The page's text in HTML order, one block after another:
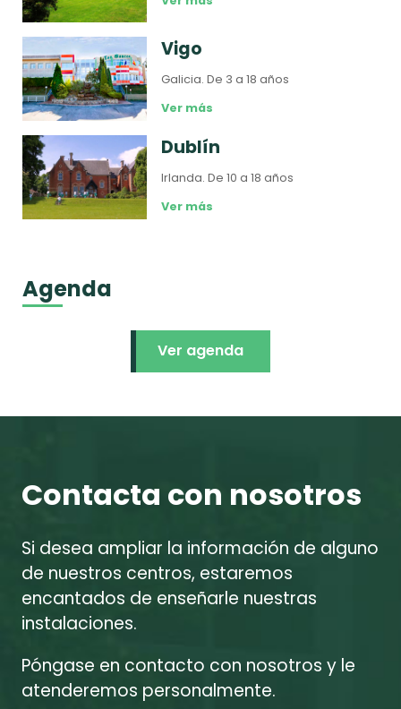
Vigo
Galicia.De 3 a 18 años
Ver más
Dublín
Irlanda.De 10 a 18 años
Ver más
Agenda
Ver agenda
Contacta con nosotros
Si desea ampliar la información de alguno
de nuestros centros, estaremos
encantados de enseñarle nuestras
instalaciones.
Póngase en contacto con nosotros y le
atenderemos personalmente.